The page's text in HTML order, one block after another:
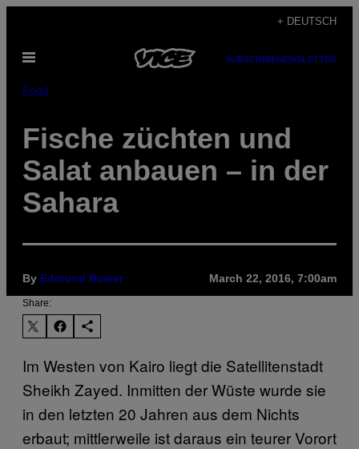
content
+ DEUTSCH
Open
SUBSCRIBENEWSLETTER
Food
Fische züchten und
Salat anbauen – in der
Sahara
By Edmund Bower March 22, 2016, 7:00am
Share:
Im Westen von Kairo liegt die Satellitenstadt
Sheikh Zayed. Inmitten der Wüste wurde sie
in den letzten 20 Jahren aus dem Nichts
erbaut; mittlerweile ist daraus ein teurer Vorort